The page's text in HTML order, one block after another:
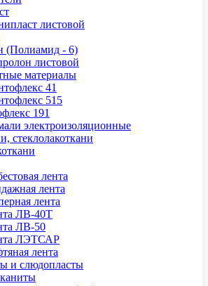
листовой
(Полиамид - 6)
листовой
материалы
41
515
191
электроизоляционные
стеклолакоткани
лента
лента
лента
ЛВ-40Т
ЛВ-50
ЛЭТСАР
лента
и слюдопласты